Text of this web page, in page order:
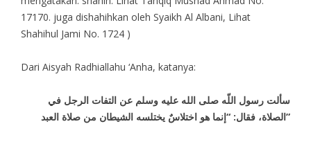
17170. juga dishahihkan oleh Syaikh Al Albani, Lihat
Shahihul Jami No. 1724 )
Dari Aisyah Radhiallahu ‘Anha, katanya:
سألت رسول اللّه صلى الله عليه وسلم عن التفات الرجل في
الصلاة، فقال: “إنما هو اختلاسٌ يختلسه الشيطان من صلاة العبد”